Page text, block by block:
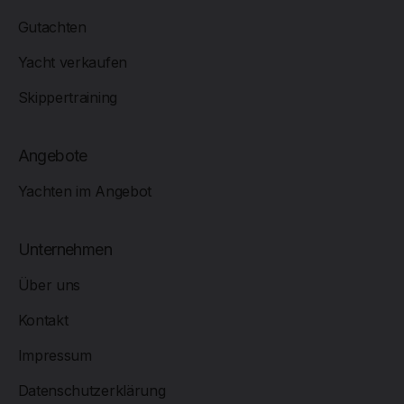
Gutachten
Yacht verkaufen
Skippertraining
Unternehmen
Über uns
Kontakt
Impressum
Datenschutzerklärung
Angebote
Yachten im Angebot